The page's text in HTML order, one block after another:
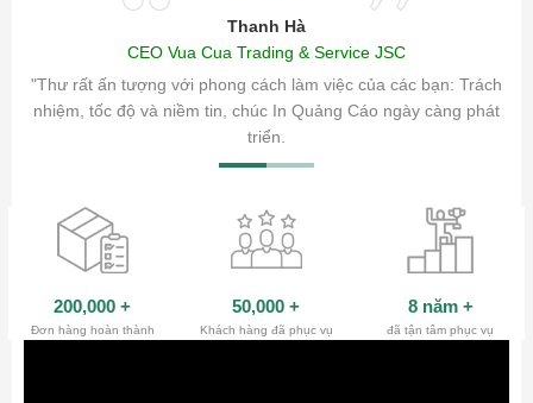
Thanh Hà
CEO Vua Cua Trading & Service JSC
"Thư rất ấn tượng với phong cách làm việc của các bạn: Trách
nhiệm, tốc độ và niềm tin, chúc In Quảng Cáo ngày càng phát
triển.
sóc
200,000 +
Đơn hàng hoàn thành
50,000 +
Khách hàng đã phục vụ
8 năm +
đã tận tâm phục vụ